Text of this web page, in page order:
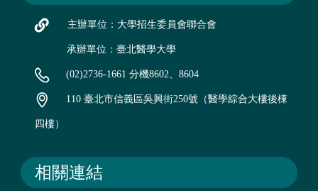
主辦單位：大學招生委員會聯合會
承辦單位：臺北醫學大學
(02)2736-1661 分機8602、8604
110 臺北市信義區吳興街250號（醫學綜合大樓後棟
四樓）
相關連結